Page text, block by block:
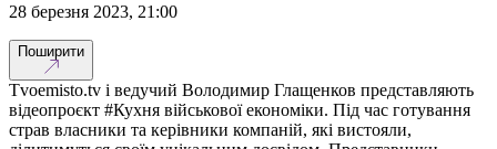
28 березня 2023, 21:00
Поширити
Tvoemisto.tv і ведучий Володимир Глащенков представляють
відеопроєкт #Кухня військової економіки. Під час готування
страв власники та керівники компаній, які вистояли,